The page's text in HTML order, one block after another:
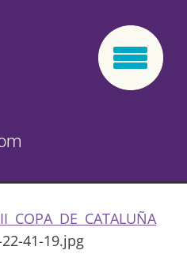
COPA DE CATALUÑA
41-19.jpg